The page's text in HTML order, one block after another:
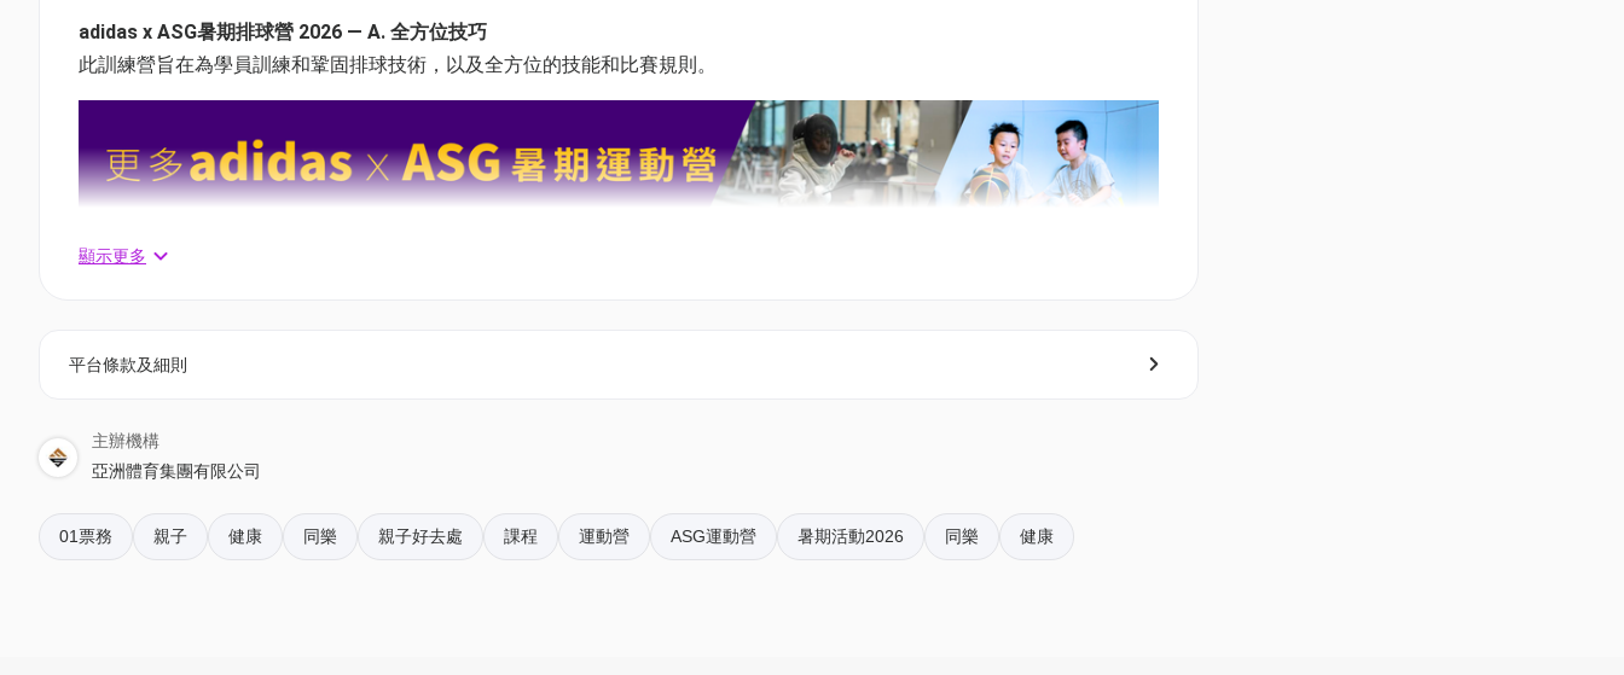
adidas x ASG暑期排球營 2026 — A. 全方位技巧
此訓練營旨在為學員訓練和鞏固排球技術，以及全方位的技能和比賽規則。
A1. 全方位技巧（6-11歲）7月15-17日 10:00-12:00
此訓練營旨在為學員訓練和鞏固排球技術，以及全方位的技能和比賽規則。
教練 - 王佳曦 (Coach Kai Hei)
原價95折 至7月8日 - $1,254 | 原價$1,320
顯示更多
平台條款及細則
主辦機構
亞洲體育集團有限公司
01票務 親子 健康 同樂 親子好去處 課程 運動營 ASG運動營 暑期活動2026 同樂 健康